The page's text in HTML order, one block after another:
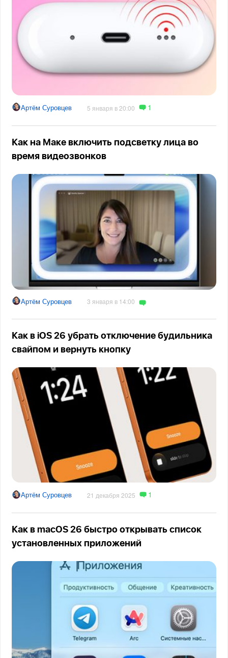
Артём Суровцев 5 января в 20:00 1
Как на Маке включить подсветку лица во
время видеозвонков
Артём Суровцев 3 января в 14:00
Как в iOS 26 убрать отключение будильника
свайпом и вернуть кнопку
Артём Суровцев 21 декабря 2025 1
Как в macOS 26 быстро открывать список
установленных приложений